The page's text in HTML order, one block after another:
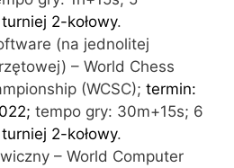
2-kołowy.
(na jednolitej
– World Chess
(WCSC); termin:
tempo gry: 30m+15s; 6
2-kołowy.
– World Computer